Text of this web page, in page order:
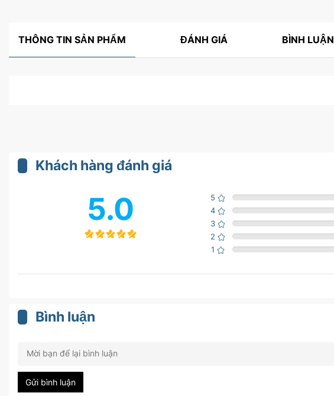
THÔNG TIN SẢN PHẨM ĐÁNH GIÁ BÌNH LUẬN
Khách hàng đánh giá
5.0 5
4
3
2
1
Bình luận
Gửi bình luận